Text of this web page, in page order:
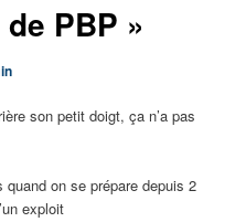
PBP »
son petit doigt, ça n’a pas
on se prépare depuis 2
exploit